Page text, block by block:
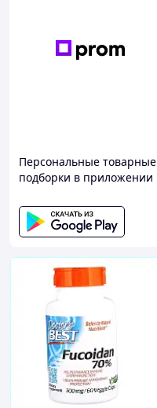
Персональные товарные
подборки в приложении